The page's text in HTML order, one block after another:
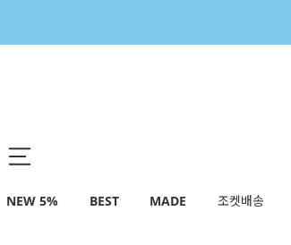
NEW 5% BEST MADE 조켓배송